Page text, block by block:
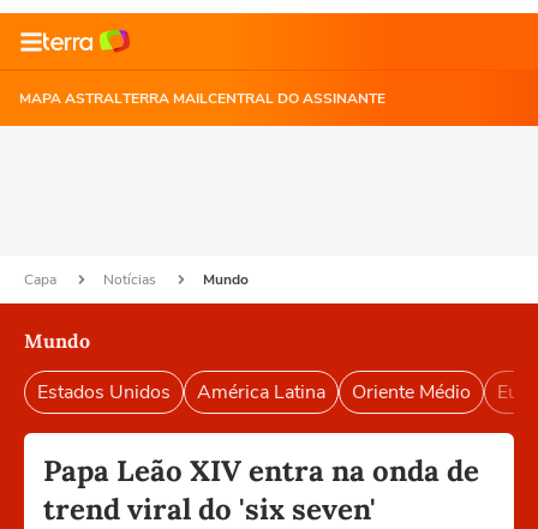
MAPA ASTRALTERRA MAILCENTRAL DO ASSINANTE
Capa Notícias Mundo
Mundo
Estados Unidos América Latina Oriente Médio
Papa Leão XIV entra na onda de
trend viral do 'six seven'